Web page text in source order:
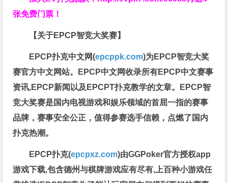
张免费门票！
【关于EPCP智竞大奖赛】
EPCP扑克中文网(epcppk.com)为EPCP智竞大奖
赛官方中文网站。EPCP中文网收录所有EPCP中文赛事
资讯,EPCP新闻以及EPCPT扑克教学的文章。EPCP智
竞大奖赛是国内电视游戏和娱乐领域的首屈一指的赛事
品牌，赛事安全公正，值得参赛选手信赖，点燃了国内
扑克热潮。
EPCP扑克(epcpxz.com)由GGPoker官方授权app
游戏下载,包含德州与棋牌游戏应有尽有,上百种小游戏任